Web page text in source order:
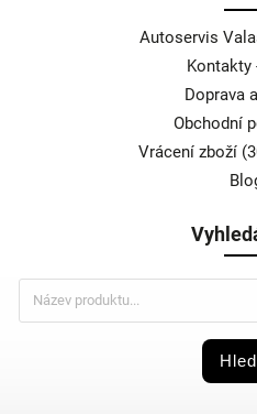
Autoservis
Kontakty
Doprava
Obchodní
Vrácení zboží